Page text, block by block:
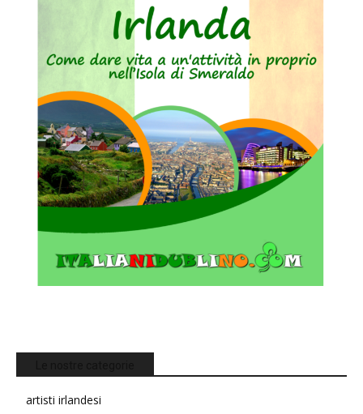
artisti irlandesi